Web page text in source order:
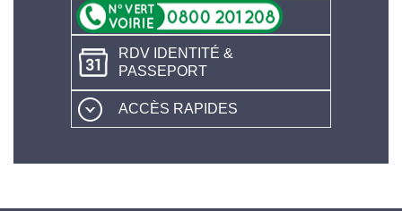
RDV IDENTITÉ &
PASSEPORT
ACCÈS RAPIDES